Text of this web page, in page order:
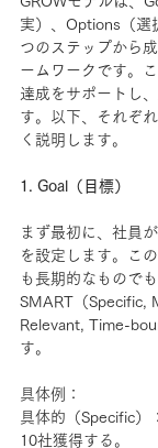
実）、Options（選
つのステップから
ームワークです。
達成をサポートし
す。以下、それぞ
く説明します。
1. Goal（目標）
まず最初に、社員
を設定します。こ
も長期的なもので
SMART（Specific,
Relevant, Time-
す。
具体例：
具体的（Specific）
10社獲得する。